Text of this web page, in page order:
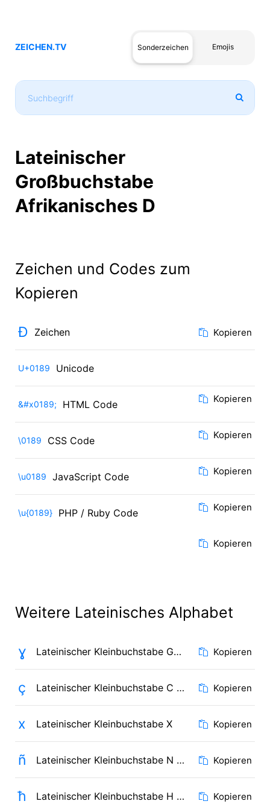
ZEICHEN.TV Sonderzeichen Emojis
Lateinischer
Großbuchstabe
Afrikanisches D
Zeichen und Codes zum
Kopieren
Ɖ Zeichen Kopieren
U+0189 Unicode
Kopieren
&#x0189; HTML Code
Kopieren
\0189 CSS Code
Kopieren
\u0189 JavaScript Code
Kopieren
\u{0189} PHP / Ruby Code
Kopieren
Weitere Lateinisches Alphabet
ɣ Lateinischer Kleinbuchstabe Gamma Kopieren
ç Lateinischer Kleinbuchstabe C mit Häkchen Kopieren
x Lateinischer Kleinbuchstabe X Kopieren
ñ Lateinischer Kleinbuchstabe N mit Tilde Kopieren
ħ Lateinischer Kleinbuchstabe H mit Strich Kopieren